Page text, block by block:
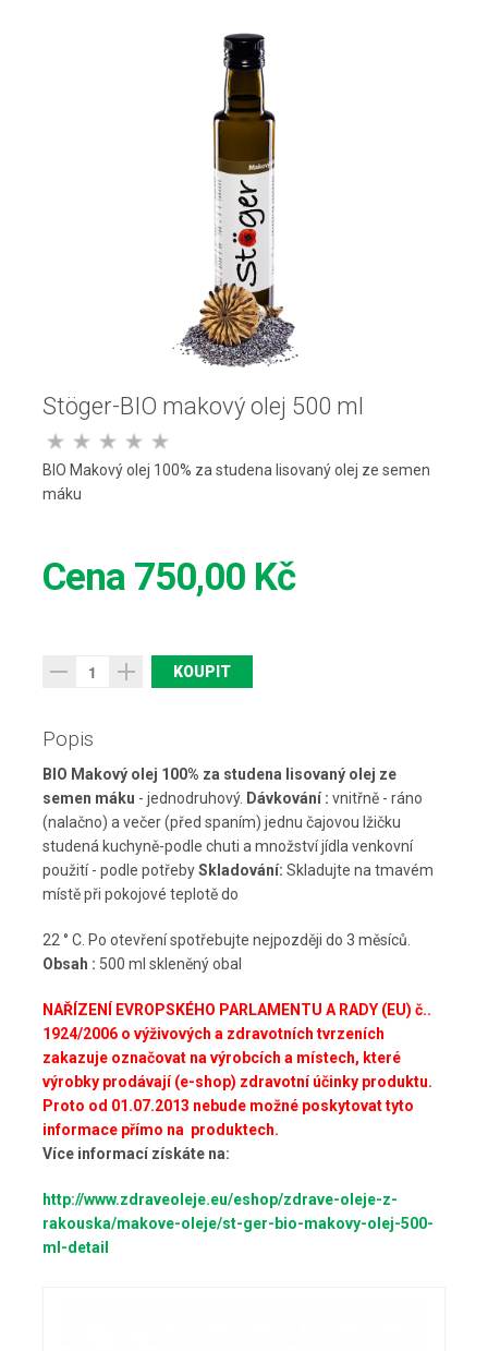
Stöger-BIO makový olej 500 ml
BIO Makový olej 100% za studena lisovaný olej ze semen
máku
Cena 750,00 Kč
Popis
BIO Makový olej 100% za studena lisovaný olej ze
semen máku - jednodruhový. Dávkování : vnitřně - ráno
(nalačno) a večer (před spaním) jednu čajovou lžičku
studená kuchyně-podle chuti a množství jídla venkovní
použití - podle potřebySkladování: Skladujte na tmavém
místě při pokojové teplotě do
22 ° C. Po otevření spotřebujte nejpozději do 3 měsíců.
Obsah : 500 ml skleněný obal
NAŘÍZENÍ EVROPSKÉHO PARLAMENTU A RADY (EU) č..
1924/2006 o výživových a zdravotních tvrzeních
zakazuje označovat na výrobcích a místech, které
výrobky prodávají (e-shop) zdravotní účinky produktu.
Proto od 01.07.2013 nebude možné poskytovat tyto
informace přímo na produktech.
Více informací získáte na:
http://www.zdraveoleje.eu/eshop/zdrave-oleje-z-
rakouska/makove-oleje/st-ger-bio-makovy-olej-500-
ml-detail